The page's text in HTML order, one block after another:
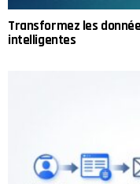
Transformez les
intelligentes